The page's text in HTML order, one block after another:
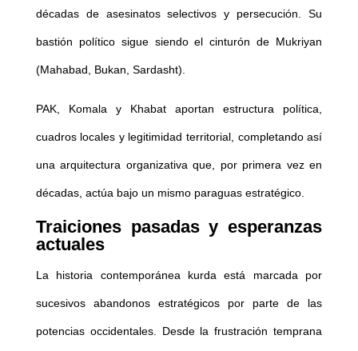
décadas de asesinatos selectivos y persecución. Su
bastión político sigue siendo el cinturón de Mukriyan
(Mahabad, Bukan, Sardasht).
PAK, Komala y Khabat aportan estructura política,
cuadros locales y legitimidad territorial, completando así
una arquitectura organizativa que, por primera vez en
décadas, actúa bajo un mismo paraguas estratégico.
Traiciones pasadas y esperanzas
actuales
La historia contemporánea kurda está marcada por
sucesivos abandonos estratégicos por parte de las
potencias occidentales. Desde la frustración temprana